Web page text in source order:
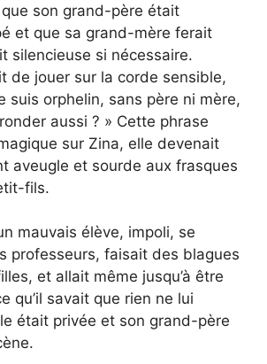
son grand-père était
et que sa grand-mère ferait
silencieuse si nécessaire.
de jouer sur la corde sensible,
suis orphelin, sans père ni mère,
aussi ? » Cette phrase
sur Zina, elle devenait
aveugle et sourde aux frasques
fils.
mauvais élève, impoli, se
professeurs, faisait des blagues
et allait même jusqu’à être
qu’il savait que rien ne lui
était privée et son grand-père